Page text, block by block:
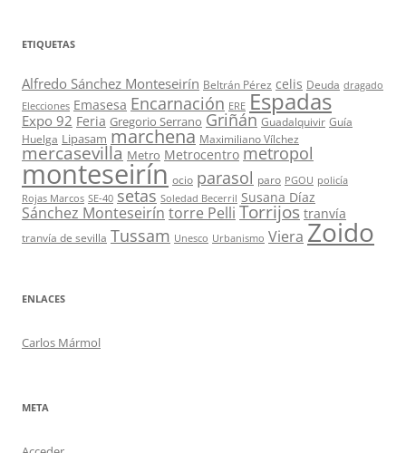
ETIQUETAS
Alfredo Sánchez Monteseirín Beltrán Pérez celis Deuda dragado
Elecciones Emasesa Encarnación ERE Espadas
Expo 92 Feria Gregorio Serrano Griñán Guadalquivir Guía
Huelga Lipasam marchena Maximiliano Vílchez
mercasevilla Metro Metrocentro metropol
monteseirín ocio parasol paro PGOU policía
Rojas Marcos SE-40 setas Soledad Becerril Susana Díaz
Sánchez Monteseirín torre Pelli Torrijos tranvía
tranvía de sevilla Tussam Unesco Urbanismo Viera Zoido
ENLACES
Carlos Mármol
META